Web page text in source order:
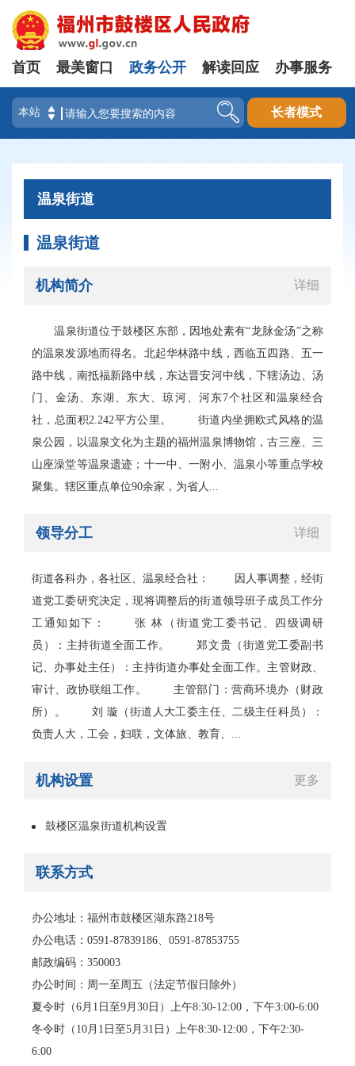
登录
首页 最美窗口 政务公开 解读回应 办事服务
长者模式
温泉街道
温泉街道
机构简介 详细
温泉街道位于鼓楼区东部，因地处素有“龙脉金汤”之称
的温泉发源地而得名。北起华林路中线，西临五四路、五一
路中线，南抵福新路中线，东达晋安河中线，下辖汤边、汤
门、金汤、东湖、东大、琼河、河东7个社区和温泉经合
社，总面积2.242平方公里。 街道内坐拥欧式风格的温
泉公园，以温泉文化为主题的福州温泉博物馆，古三座、三
山座澡堂等温泉遗迹；十一中、一附小、温泉小等重点学校
聚集。辖区重点单位90余家，为省人...
领导分工 详细
街道各科办，各社区、温泉经合社： 因人事调整，经街
道党工委研究决定，现将调整后的街道领导班子成员工作分
工通知如下： 张 林（街道党工委书记、四级调研
员）：主持街道全面工作。 郑文贵（街道党工委副书
记、办事处主任）：主持街道办事处全面工作。主管财政、
审计、政协联组工作。 主管部门：营商环境办（财政
所）。 刘 璇（街道人大工委主任、二级主任科员）：
负责人大，工会，妇联，文体旅、教育、...
机构设置 更多
鼓楼区温泉街道机构设置
联系方式
办公地址：福州市鼓楼区湖东路218号
办公电话：0591-87839186、0591-87853755
邮政编码：350003
办公时间：周一至周五（法定节假日除外）
夏令时（6月1日至9月30日）上午8:30-12:00，下午3:00-6:00
冬令时（10月1日至5月31日）上午8:30-12:00，下午2:30-
6:00